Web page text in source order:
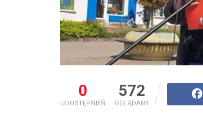
0
UDOSTĘPNIEŃ
572
OGLĄDANY